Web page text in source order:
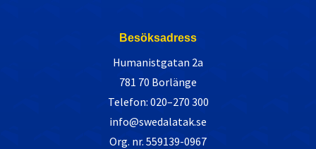
Besöksadress
Humanistgatan 2a
781 70 Borlänge
Telefon: 020–270 300
info@swedalatak.se
Org. nr. 559139-0967